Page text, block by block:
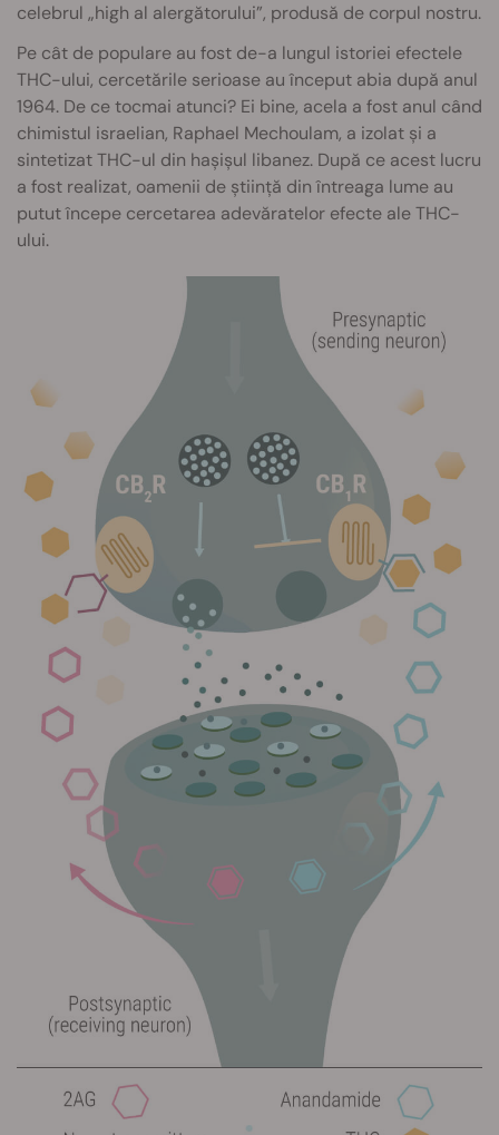
celebrul „high al alergătorului”, produsă de corpul nostru.
Pe cât de populare au fost de-a lungul istoriei efectele
THC-ului, cercetările serioase au început abia după anul
1964. De ce tocmai atunci? Ei bine, acela a fost anul când
chimistul israelian, Raphael Mechoulam, a izolat și a
sintetizat THC-ul din hașișul libanez. După ce acest lucru
a fost realizat, oamenii de știință din întreaga lume au
putut începe cercetarea adevăratelor efecte ale THC-
ului.